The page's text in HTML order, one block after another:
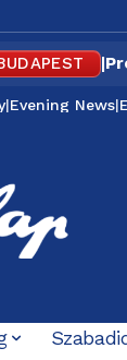
|
|Evening News|